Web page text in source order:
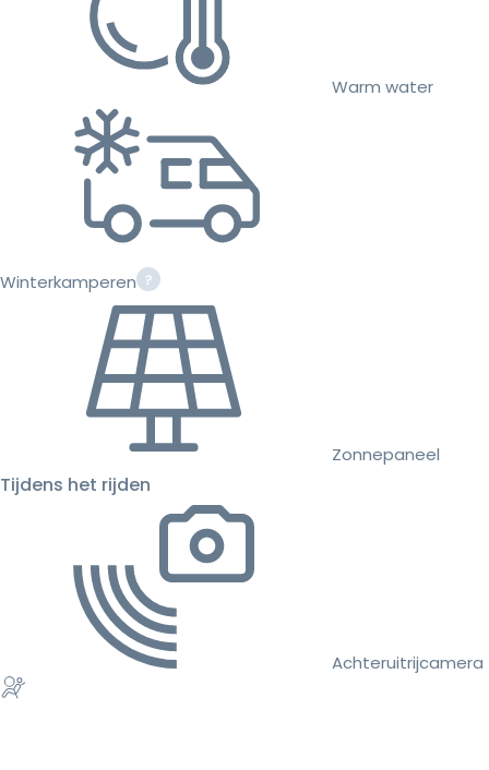
Warm water
Winterkamperen
Zonnepaneel
Tijdens het rijden
Achteruitrijcamera